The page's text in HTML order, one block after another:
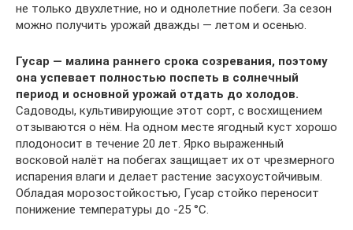
не только двухлетние, но и однолетние побеги. За сезон
можно получить урожай дважды — летом и осенью.
Гусар — малина раннего срока созревания, поэтому
она успевает полностью поспеть в солнечный
период и основной урожай отдать до холодов.
Садоводы, культивирующие этот сорт, с восхищением
отзываются о нём. На одном месте ягодный куст хорошо
плодоносит в течение 20 лет. Ярко выраженный
восковой налёт на побегах защищает их от чрезмерного
испарения влаги и делает растение засухоустойчивым.
Обладая морозостойкостью, Гусар стойко переносит
понижение температуры до -25 °С.